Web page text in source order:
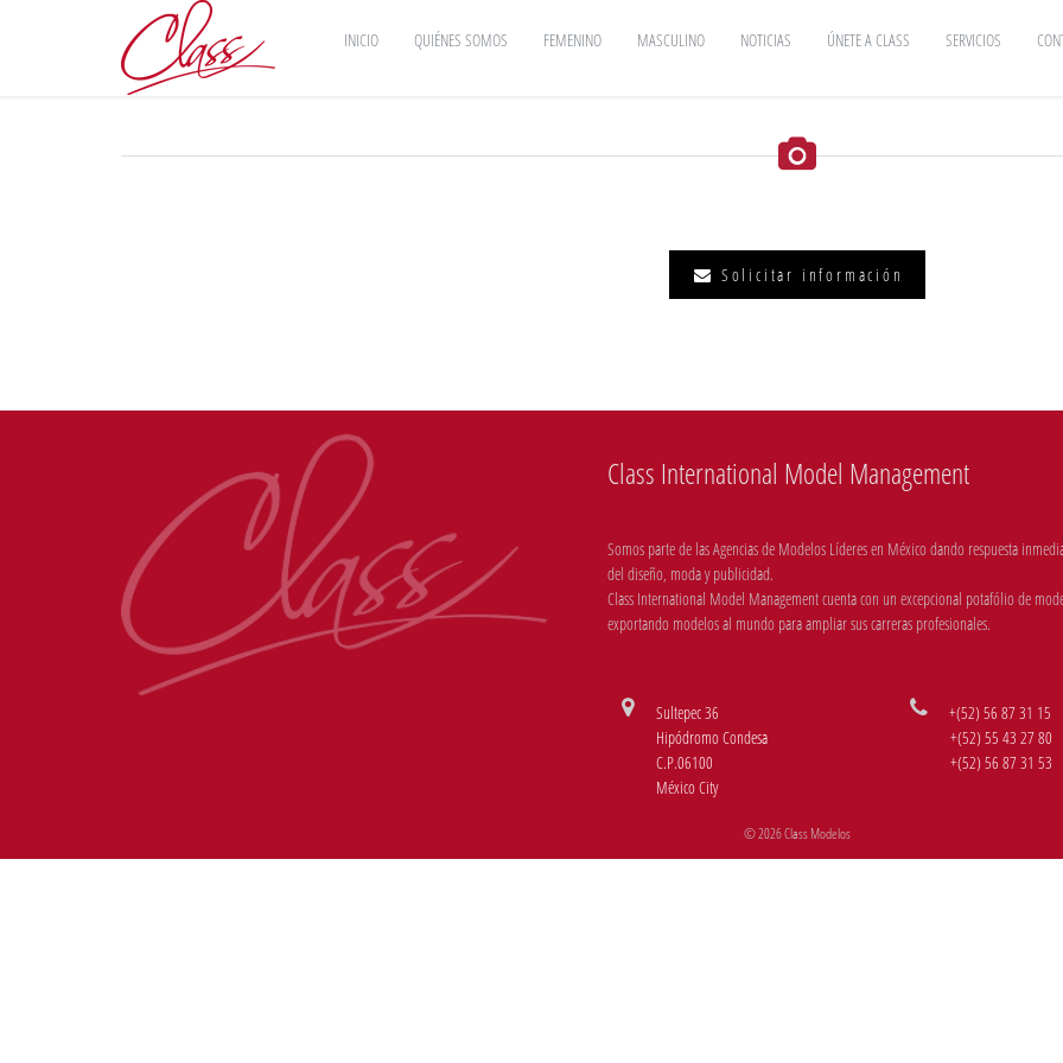
INICIO QUIÉNES SOMOS FEMENINO MASCULINO NOTICIAS ÚNETE A CLASS SERVICIOS
Solicitar información
Class International Model Management
Somos parte de las Agencias de Modelos Líderes en México dando respuesta
del diseño, moda y publicidad.
Class International Model Management cuenta con un excepcional potafólio de
exportando modelos al mundo para ampliar sus carreras profesionales.
Sultepec 36
Hipódromo Condesa
C.P.06100
México City
+(52) 56 87 31 15
+(52) 55 43 27 80
+(52) 56 87 31 53
© 2026 Class Modelos